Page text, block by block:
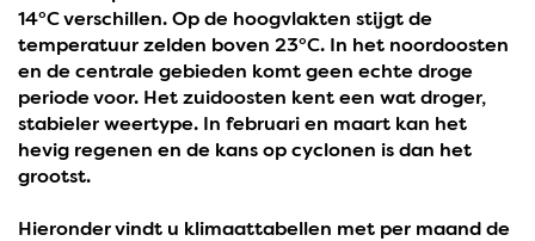
14°C verschillen. Op de hoogvlakten stijgt de
temperatuur zelden boven 23°C. In het noordoosten
en de centrale gebieden komt geen echte droge
periode voor. Het zuidoosten kent een wat droger,
stabieler weertype. In februari en maart kan het
hevig regenen en de kans op cyclonen is dan het
grootst.
Hieronder vindt u klimaattabellen met per maand de